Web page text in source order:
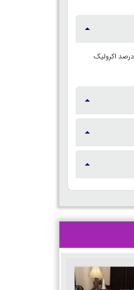
فرش های ماشینی 1200 شانه با تراکم 3600 بافته می شوند و دارای 1.440.000 گره در متر مربع هستند . در محصولات این وب سایت فرش های 1200 شانه با نخ خاب 100 درصد اکرولیک